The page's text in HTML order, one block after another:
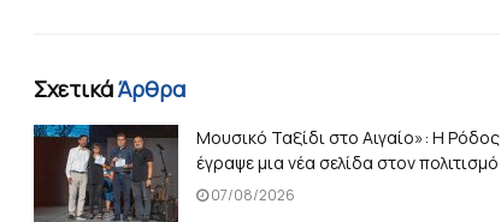
ΣχετικάΆρθρα
Μουσικό Ταξίδι στο Αιγαίο»: Η Ρόδος
έγραψε μια νέα σελίδα στον πολιτισμό
07/08/2026